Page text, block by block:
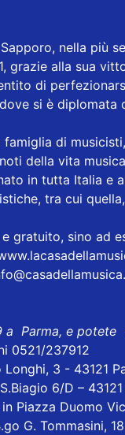
nella più
grazie alla sua
di
si è diplomata
famiglia di
della vita
in tutta Italia e
tra cui
gratuito, sino ad
a Parma, e
0521/237912
Longhi, 3 - 43121
6/D –
in Piazza Duomo
G. Tommasini,